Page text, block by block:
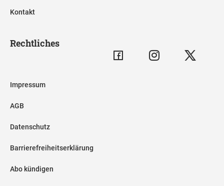
Kontakt
Rechtliches
Impressum
AGB
Datenschutz
Barrierefreiheitserklärung
Abo kündigen